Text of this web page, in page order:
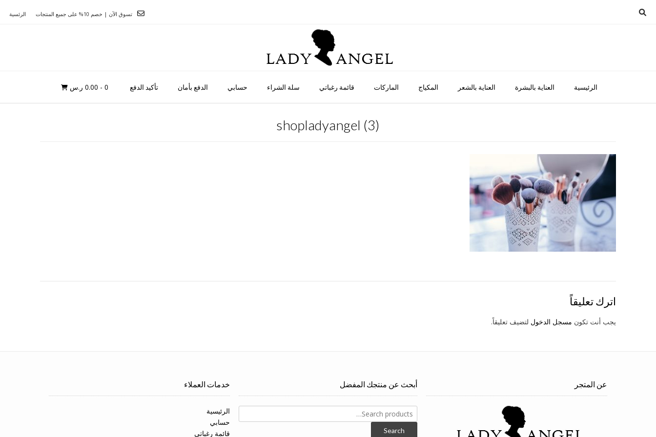
الرئسية تسوق الآن | خصم 10% على جميع المنتجات
تأكيد الدفع الدفع بأمان حسابي سلة الشراء قائمة رغباتي الماركات المكياج العناية بالشعر العناية بالبشرة الرئيسية 0 - 0.00 ر.س
shopladyangel (3)
اترك تعليقاً
يجب أنت تكون مسجل الدخول لتضيف تعليقاً.
عن المتجر أبحث عن منتجك المفضل
Search
for:
Search
خدمات العملاء
الرئيسية
حسابي
قائمة رغباتي